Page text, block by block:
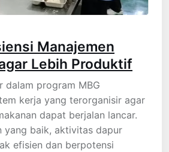
Manajemen
Lebih Produktif
dalam program MBG
kerja yang terorganisir agar
dapat berjalan lancar.
yang baik, aktivitas dapur
efisien dan berpotensi